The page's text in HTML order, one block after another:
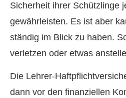
Sicherheit ihrer Schützlinge
gewährleisten. Es ist aber
ständig im Blick zu haben.
verletzen oder etwas
Die Lehrer-
dann vor den finanziellen